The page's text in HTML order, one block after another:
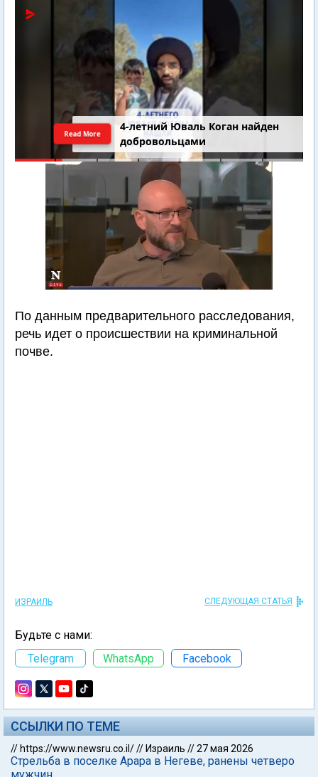
4-летний Юваль Коган найден
добровольцами
Read More
По данным предварительного расследования,
речь идет о происшествии на криминальной
почве.
ИЗРАИЛЬ СЛЕДУЮЩАЯ СТАТЬЯ
Будьте с нами:
Telegram
WhatsApp Facebook
ССЫЛКИ ПО ТЕМЕ
// https://www.newsru.co.il/// Израиль //27 мая 2026
Стрельба в поселке Арара в Негеве, ранены четверо